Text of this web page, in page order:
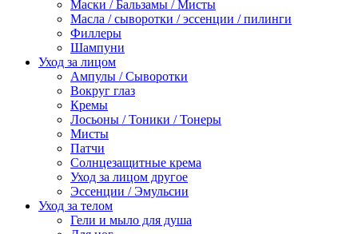
Маски / Бальзамы / Мисты
Масла / сыворотки / эссенции / пилинги
Филлеры
Шампуни
Уход за лицом
Ампулы / Сыворотки
Вокруг глаз
Кремы
Лосьоны / Тоники / Тонеры
Мисты
Патчи
Солнцезащитные крема
Уход за лицом другое
Эссенции / Эмульсии
Уход за телом
Гели и мыло для душа